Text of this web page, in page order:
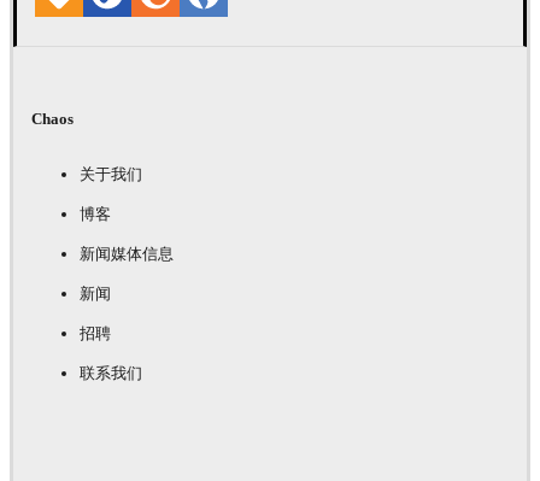
Chaos
关于我们
博客
新闻媒体信息
新闻
招聘
联系我们